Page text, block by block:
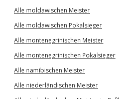
Alle moldawischen Meister
Alle moldawischen Pokalsieger
Alle montenegrinischen Meister
Alle montenegrinischen Pokalsieger
Alle namibischen Meister
Alle niederländischen Meister